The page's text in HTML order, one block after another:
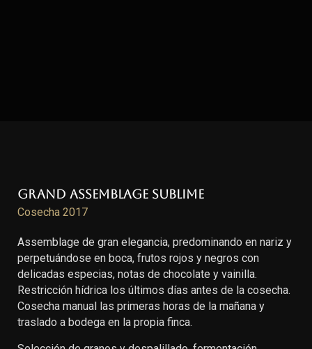
Grand Assemblage Sublime
Cosecha 2017
Assemblage de gran elegancia, predominando en nariz y
perpetuándose en boca, frutos rojos y negros con
delicadas especias, notas de chocolate y vainilla.
Restricción hídrica los últimos días antes de la cosecha.
Cosecha manual las primeras horas de la mañana y
traslado a bodega en la propia finca.